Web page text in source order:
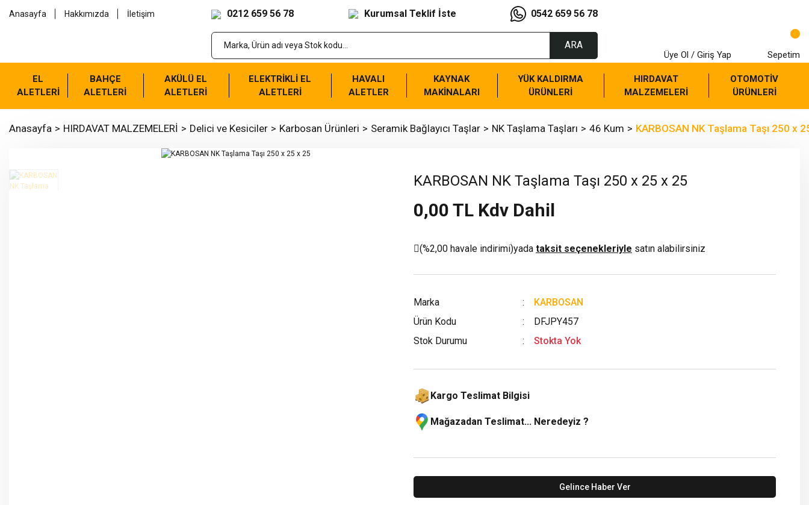
Anasayfa Hakkımızda İletişim 0212 659 56 78 Kurumsal Teklif İste 0542 659 56 78
ARA
Üye Ol / Giriş Yap Sepetim
EL
ALETLERİ
BAHÇE
ALETLERİ
AKÜLÜ EL
ALETLERİ
ELEKTRİKLİ EL
ALETLERİ
HAVALI
ALETLER
KAYNAK
MAKİNALARI
YÜK KALDIRMA
ÜRÜNLERİ
HIRDAVAT
MALZEMELERİ
OTOMOTİV
ÜRÜNLERİ
Anasayfa HIRDAVAT MALZEMELERİ Delici ve Kesiciler Karbosan Ürünleri Seramik Bağlayıcı Taşlar NK Taşlama Taşları 46 Kum KARBOSAN NK Taşlama Taşı 250 x
KARBOSAN NK Taşlama Taşı 250 x 25 x 25
0,00 TL Kdv Dahil
(%2,00 havale indirimi)yada taksit seçenekleriyle satın alabilirsiniz
Marka
KARBOSAN
Ürün Kodu
DFJPY457
Stok Durumu
Stokta Yok
Kargo Teslimat Bilgisi
Mağazadan Teslimat... Neredeyiz ?
Gelince Haber Ver